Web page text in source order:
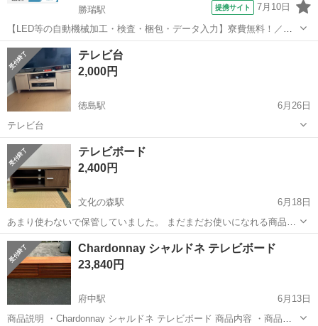
勝瑞駅
提携サイト 7月10日
【LED等の自動機械加工・検査・梱包・データ入力】寮費無料！／年
間休日は130日以上／未経験OK！ お仕事について スマートフォンやパ
ソコン、車などに使われるLED等の電子部品の製造とそれに付帯する
作業になります。①部品を...
徳島 鳴門市 勝瑞駅
テレビ台
2,000円
徳島駅
6月26日
テレビ台
徳島 板野郡 徳島駅 収納家具
テレビボード
2,400円
文化の森駅
6月18日
あまり使わないで保管していました。 まだまだお使いになれる商品で
す。 下のキャスターは前のみストッパーがついています。 大きさは
Ｗ790mm×Ｈ350mm×D350mm 大人1人で運べる重さです。
徳島 徳島市 収納家具
Chardonnay シャルドネ テレビボード
23,840円
府中駅
6月13日
商品説明 ・Chardonnay シャルドネ テレビボード 商品内容 ・商品サ